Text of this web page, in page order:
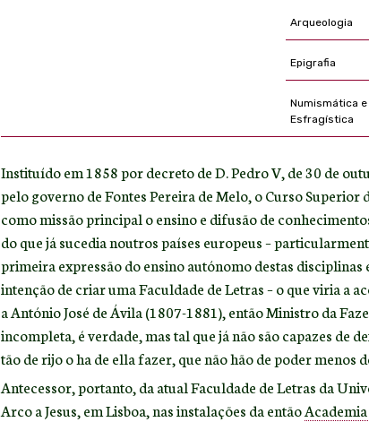
Arqueologia
Epigrafia
Numismática e
Esfragística
Instituído em 1858 por decreto de D. Pedro V, de 30 de
pelo governo de Fontes Pereira de Melo, o Curso Superior
como missão principal o ensino e difusão de
do que já sucedia noutros países europeus –
primeira expressão do ensino autónomo destas
intenção de criar uma Faculdade de Letras – o que viria a
a António José de Ávila (1807-1881), então Ministro da
incompleta, é verdade, mas tal que já não são capazes de
tão de rijo o ha de ella fazer, que não hão de poder menos
Antecessor, portanto, da atual Faculdade de Letras da
Arco a Jesus, em Lisboa, nas instalações da então